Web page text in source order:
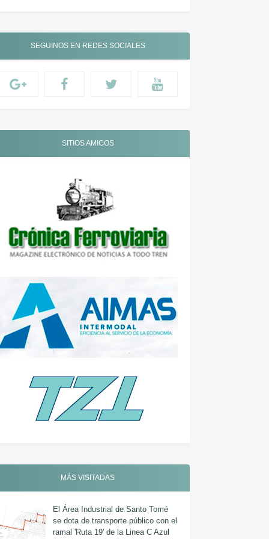
SEGUINOS EN REDES SOCIALES
SITIOS AMIGOS
MÁS VISITADAS
El Área Industrial de Santo Tomé
se dota de transporte público con el
ramal 'Ruta 19' de la Linea C Azul